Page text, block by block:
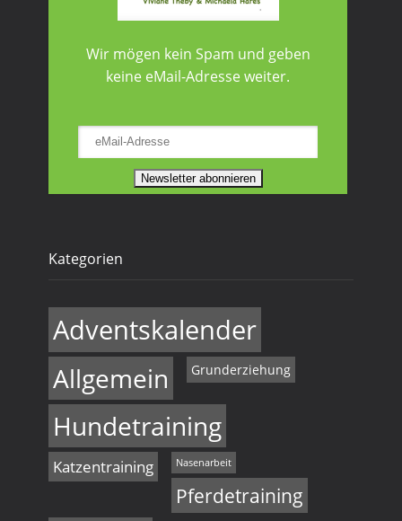
Wir mögen kein Spam und geben
keine eMail-Adresse weiter.
Kategorien
Adventskalender
Allgemein Grunderziehung
Hundetraining
Katzentraining Nasenarbeit
Pferdetraining